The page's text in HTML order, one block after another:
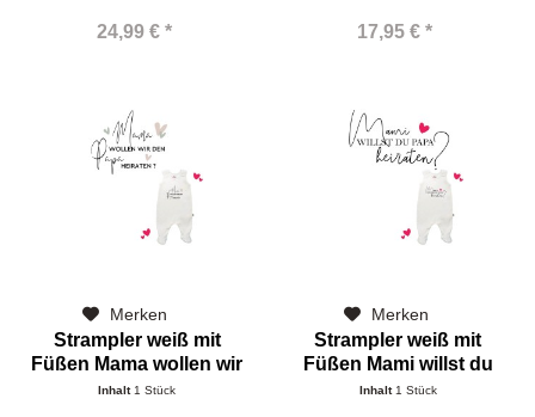
24,99 € * 17,95 € *
Merken
Strampler weiß mit
Füßen Mama wollen wir
Inhalt 1 Stück
Merken
Strampler weiß mit
Füßen Mami willst du
Inhalt 1 Stück